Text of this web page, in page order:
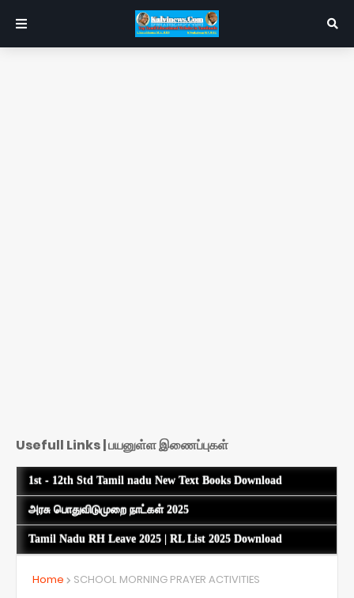
Usefull Links | பயனுள்ள இணைப்புகள்
1st - 12th Std Tamil nadu New Text Books Download
அரசு பொதுவிடுமுறை நாட்கள் 2025
Tamil Nadu RH Leave 2025 | RL List 2025 Download
Home SCHOOL MORNING PRAYER ACTIVITIES